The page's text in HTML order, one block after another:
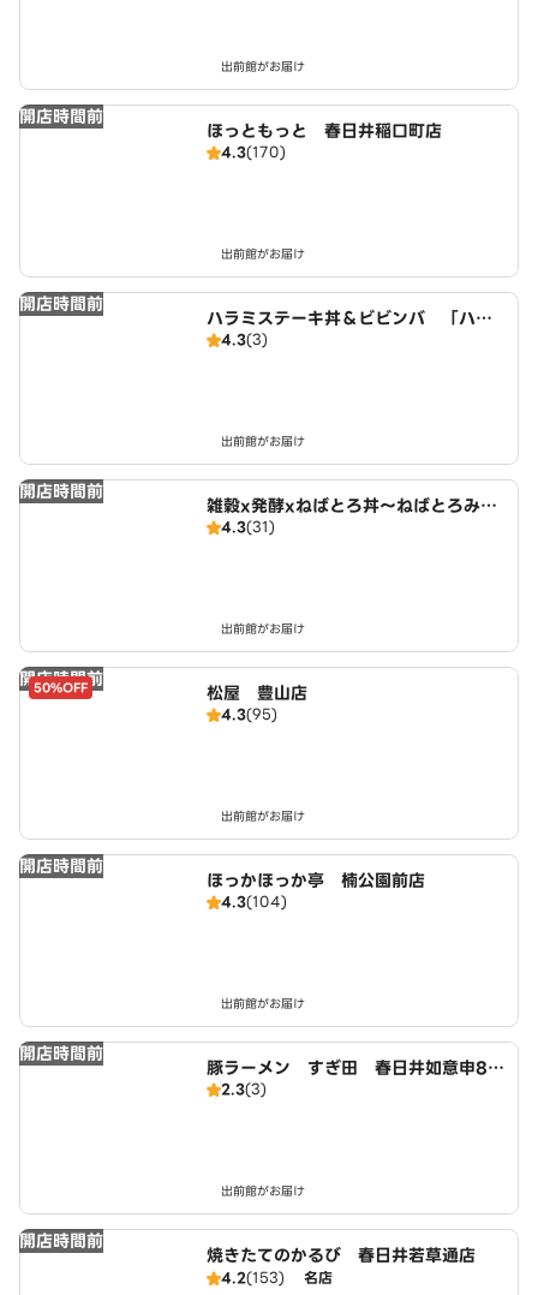
出前館がお届け
開店時間前
ほっともっと 春日井稲口町店
4.3(170)
出前館がお届け
開店時間前
ハラミステーキ丼＆ビビンバ 「ハラ
ミ市場」 春日井稲口店
4.3(3)
出前館がお届け
開店時間前
雑穀x発酵xねばとろ丼～ねばとろみの
り～ 春日井稲口店
4.3(31)
出前館がお届け
開店時間前
50%OFF 松屋 豊山店
4.3(95)
出前館がお届け
開店時間前
ほっかほっか亭 楠公園前店
4.3(104)
出前館がお届け
開店時間前
豚ラーメン すぎ田 春日井如意申8丁
目店
2.3(3)
出前館がお届け
開店時間前
焼きたてのかるび 春日井若草通店
4.2(153) 名店